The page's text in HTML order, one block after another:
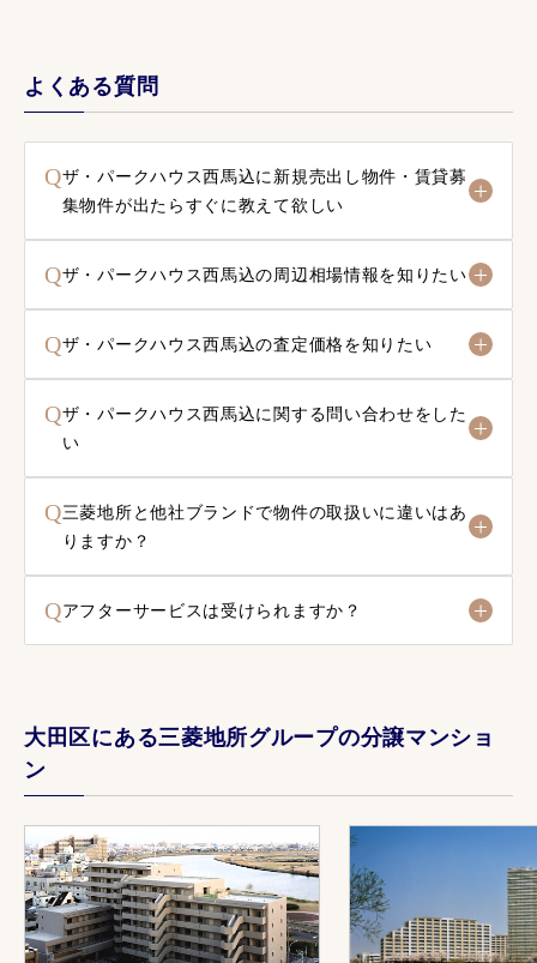
よくある質問
Qザ・パークハウス西馬込に新規売出し物件・賃貸募
集物件が出たらすぐに教えて欲しい
Qザ・パークハウス西馬込の周辺相場情報を知りたい
Qザ・パークハウス西馬込の査定価格を知りたい
Qザ・パークハウス西馬込に関する問い合わせをした
い
Q三菱地所と他社ブランドで物件の取扱いに違いはあ
りますか？
Qアフターサービスは受けられますか？
大田区にある三菱地所グループの分譲マンショ
ン